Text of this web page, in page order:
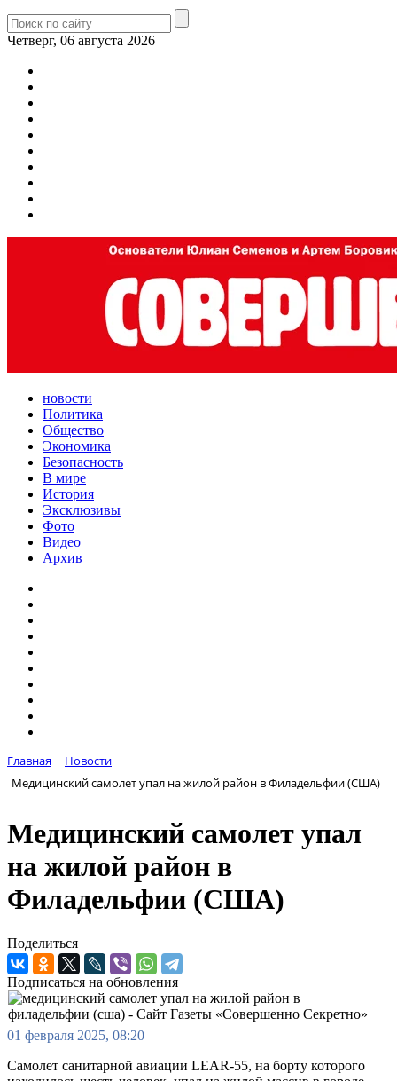
Четверг, 06 августа 2026
новости
Политика
Общество
Экономика
Безопасность
В мире
История
Эксклюзивы
Фото
Видео
Архив
Главная
Новости
Медицинский самолет упал на жилой район в Филадельфии (США)
Медицинский самолет упал
на жилой район в
Филадельфии (США)
Поделиться
Подписаться на обновления
01 февраля 2025, 08:20
Самолет санитарной авиации LEAR-55, на борту которого